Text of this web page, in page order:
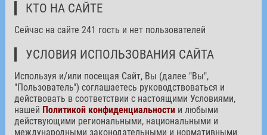
КТО НА САЙТЕ
Сейчас на сайте 241 гость и нет пользователей
УСЛОВИЯ ИСПОЛЬЗОВАНИЯ САЙТА
Используя и/или посещая Сайт, Вы (далее "Вы",
"Пользователь") соглашаетесь руководствоваться и
действовать в соответствии с настоящими Условиями,
нашей Политикой конфиденциальностии любыми
действующими региональными, национальными и
международными законодательными и нормативными